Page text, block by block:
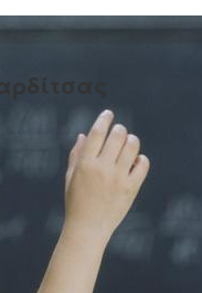
Ψηφιακή βεβαίωση
εγγράφου